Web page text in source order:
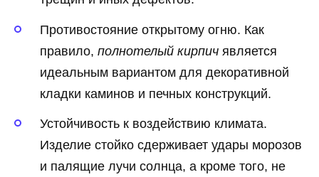
Противостояние открытому огню. Как
правило, полнотелый кирпич является
идеальным вариантом для декоративной
кладки каминов и печных конструкций.
Устойчивость к воздействию климата.
Изделие стойко сдерживает удары морозов
и палящие лучи солнца, а кроме того, не